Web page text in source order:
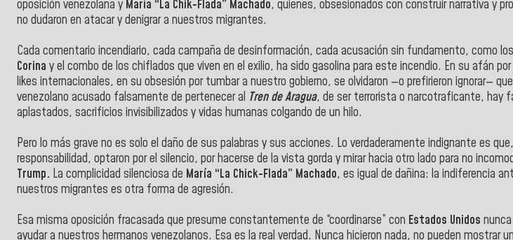
oposición venezolana y María “La Chik-Flada” Machado, quienes, obsesionados con construir narrativa y
no dudaron en atacar y denigrar a nuestros migrantes.
Cada comentario incendiario, cada campaña de desinformación, cada acusación sin fundamento, como
Corina y el combo de los chiflados que viven en el exilio, ha sido gasolina para este incendio. En su afán
likes internacionales, en su obsesión por tumbar a nuestro gobierno, se olvidaron —o prefirieron ignorar—
venezolano acusado falsamente de pertenecer al Tren de Aragua, de ser terrorista o narcotraficante, hay
aplastados, sacrificios invisibilizados y vidas humanas colgando de un hilo.
Pero lo más grave no es solo el daño de sus palabras y sus acciones. Lo verdaderamente indignante es
responsabilidad, optaron por el silencio, por hacerse de la vista gorda y mirar hacia otro lado para no
Trump. La complicidad silenciosa de María “La Chick-Flada” Machado, es igual de dañina: la indiferencia
nuestros migrantes es otra forma de agresión.
Esa misma oposición fracasada que presume constantemente de “coordinarse” con Estados Unidos
ayudar a nuestros hermanos venezolanos. Esa es la real verdad. Nunca hicieron nada, no pueden mostrar